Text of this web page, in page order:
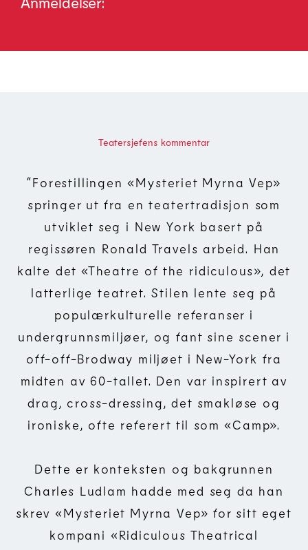
Teatersjefens kommentar
“Forestillingen «Mysteriet Myrna Vep»
springer ut fra en teatertradisjon som
utviklet seg i New York basert på
regissøren Ronald Travels arbeid. Han
kalte det «Theatre of the ridiculous», det
latterlige teatret. Stilen lente seg på
populærkulturelle referanser i
undergrunnsmiljøer, og fant sine scener i
off-off-Brodway miljøet i New-York fra
midten av 60-tallet. Den var inspirert av
drag, cross-dressing, det smakløse og
ironiske, ofte referert til som «Camp».
Dette er konteksten og bakgrunnen
Charles Ludlam hadde med seg da han
skrev «Mysteriet Myrna Vep» for sitt eget
kompani «Ridiculous Theatrical